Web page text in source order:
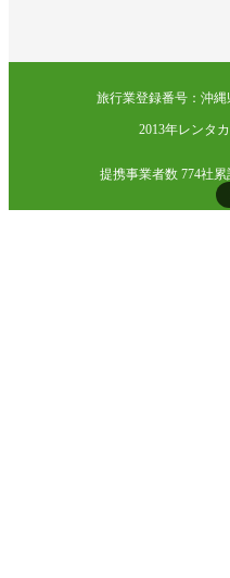
旅行業登録番号：沖
2013年レンタ
提携事業者数 774社累